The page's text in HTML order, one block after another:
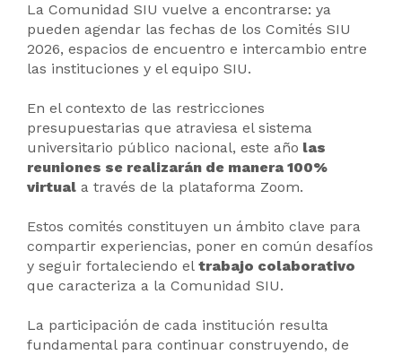
La Comunidad SIU vuelve a encontrarse: ya
pueden agendar las fechas de los Comités SIU
2026, espacios de encuentro e intercambio entre
las instituciones y el equipo SIU.
En el contexto de las restricciones
presupuestarias que atraviesa el sistema
universitario público nacional, este año las
reuniones se realizarán de manera 100%
virtual a través de la plataforma Zoom.
Estos comités constituyen un ámbito clave para
compartir experiencias, poner en común desafíos
y seguir fortaleciendo el trabajo colaborativo
que caracteriza a la Comunidad SIU.
La participación de cada institución resulta
fundamental para continuar construyendo, de